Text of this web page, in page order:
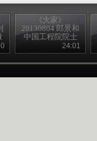
《大家》
20130804 郎景和
中国工程院院士
24:01